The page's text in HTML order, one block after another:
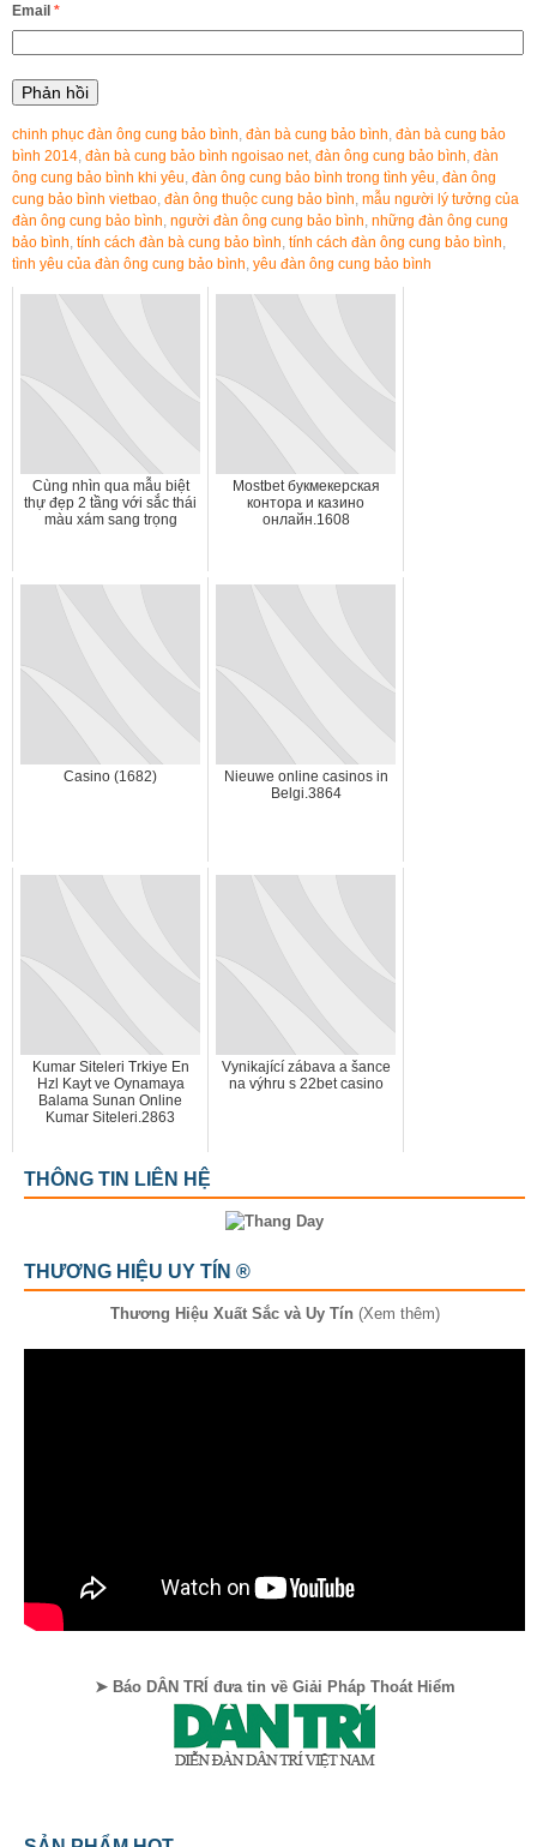
Email *
chinh phục đàn ông cung bảo bình đàn bà cung bảo bình đàn bà cung bảo
bình 2014 đàn bà cung bảo bình ngoisao net, đàn ông cung bảo bình đàn
ông cung bảo bình khi yêu đàn ông cung bảo bình trong tình yêu đàn ông
cung bảo bình vietbao đàn ông thuộc cung bảo bình mẫu người lý tưởng của
đàn ông cung bảo bình người đàn ông cung bảo bình những đàn ông cung
bảo bình tính cách đàn bà cung bảo bình tính cách đàn ông cung bảo bình
tình yêu của đàn ông cung bảo bình yêu đàn ông cung bảo bình
Cùng nhìn qua mẫu biệt
thự đẹp 2 tầng với sắc thái
màu xám sang trọng
Mostbet букмекерская
контора и казино
онлайн.1608
Casino (1682)
Nieuwe online casinos in
Belgi.3864
Kumar Siteleri Trkiye En
Hzl Kayt ve Oynamaya
Balama Sunan Online
Kumar Siteleri.2863
Vynikající zábava a šance
na výhru s 22bet casino
THÔNG TIN LIÊN HỆ
THƯƠNG HIỆU UY TÍN ®
Thương Hiệu Xuất Sắc và Uy Tín (Xem thêm)
➤ Báo DÂN TRÍ đưa tin về Giải Pháp Thoát Hiểm